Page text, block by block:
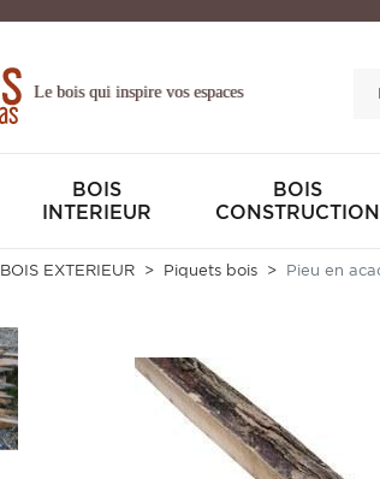
Le bois qui inspire vos espaces
BOIS
INTERIEUR
BOIS
CONSTRUCTION
BOIS EXTERIEUR Piquets bois Pieu en